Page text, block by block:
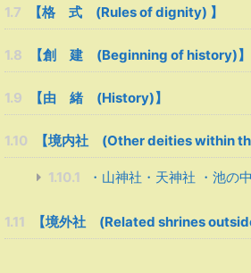
1.7 【格 式 (Rules of dignity) 】
1.8 【創 建 (Beginning of history)】
1.9 【由 緒 (History)】
1.10 【境内社 (Other deities within
1.10.1 ・山神社・天神社 ・池
1.11 【境外社 (Related shrines